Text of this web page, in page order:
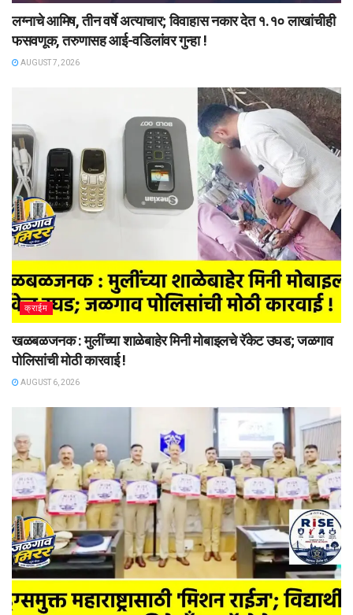
लग्नाचे आमिष, तीन वर्षे अत्याचार; विवाहास नकार देत १.१० लाखांचीही
फसवणूक, तरुणासह आई-वडिलांवर गुन्हा !
AUGUST 7, 2026
क्राईम
खळबळजनक : मुलींच्या शाळेबाहेर मिनी मोबाइलचे रॅकेट उघड; जळगाव
पोलिसांची मोठी कारवाई !
AUGUST 6, 2026